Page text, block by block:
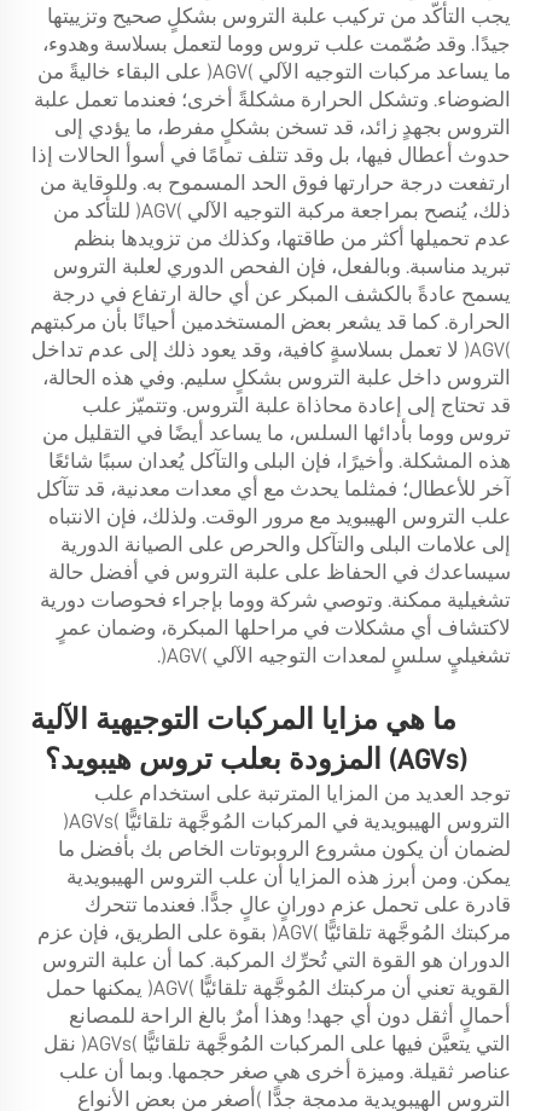
يجب التأكّد من تركيب علبة التروس بشكلٍ صحيح وتزييتها
جيدًا. وقد صُمّمت علب تروس ووما لتعمل بسلاسة وهدوء،
ما يساعد مركبات التوجيه الآلي (AGV) على البقاء خاليةً من
الضوضاء. وتشكل الحرارة مشكلةً أخرى؛ فعندما تعمل علبة
التروس بجهدٍ زائد، قد تسخن بشكلٍ مفرط، ما يؤدي إلى
حدوث أعطال فيها، بل وقد تتلف تمامًا في أسوأ الحالات إذا
ارتفعت درجة حرارتها فوق الحد المسموح به. وللوقاية من
ذلك، يُنصح بمراجعة مركبة التوجيه الآلي (AGV) للتأكد من
عدم تحميلها أكثر من طاقتها، وكذلك من تزويدها بنظم
تبريد مناسبة. وبالفعل، فإن الفحص الدوري لعلبة التروس
يسمح عادةً بالكشف المبكر عن أي حالة ارتفاع في درجة
الحرارة. كما قد يشعر بعض المستخدمين أحيانًا بأن مركبتهم
(AGV) لا تعمل بسلاسةٍ كافية، وقد يعود ذلك إلى عدم تداخل
التروس داخل علبة التروس بشكلٍ سليم. وفي هذه الحالة،
قد تحتاج إلى إعادة محاذاة علبة التروس. وتتميّز علب
تروس ووما بأدائها السلس، ما يساعد أيضًا في التقليل من
هذه المشكلة. وأخيرًا، فإن البلى والتآكل يُعدان سببًا شائعًا
آخر للأعطال؛ فمثلما يحدث مع أي معدات معدنية، قد تتآكل
علب التروس الهيبويد مع مرور الوقت. ولذلك، فإن الانتباه
إلى علامات البلى والتآكل والحرص على الصيانة الدورية
سيساعدك في الحفاظ على علبة التروس في أفضل حالة
تشغيلية ممكنة. وتوصي شركة ووما بإجراء فحوصات دورية
لاكتشاف أي مشكلات في مراحلها المبكرة، وضمان عمرٍ
تشغيليٍ سلسٍ لمعدات التوجيه الآلي (AGV).
ما هي مزايا المركبات التوجيهية الآلية
(AGVs) المزودة بعلب تروس هيبويد؟
توجد العديد من المزايا المترتبة على استخدام علب
التروس الهيبويدية في المركبات المُوجَّهة تلقائيًّا (AGVs)
لضمان أن يكون مشروع الروبوتات الخاص بك بأفضل ما
يمكن. ومن أبرز هذه المزايا أن علب التروس الهيبويدية
قادرة على تحمل عزم دورانٍ عالٍ جدًّا. فعندما تتحرك
مركبتك المُوجَّهة تلقائيًّا (AGV) بقوة على الطريق، فإن عزم
الدوران هو القوة التي تُحرِّك المركبة. كما أن علبة التروس
القوية تعني أن مركبتك المُوجَّهة تلقائيًّا (AGV) يمكنها حمل
أحمالٍ أثقل دون أي جهد! وهذا أمرٌ بالغ الراحة للمصانع
التي يتعيَّن فيها على المركبات المُوجَّهة تلقائيًّا (AGVs) نقل
عناصر ثقيلة. وميزة أخرى هي صغر حجمها. وبما أن علب
التروس الهيبويدية مدمجة جدًّا (أصغر من بعض الأنواع